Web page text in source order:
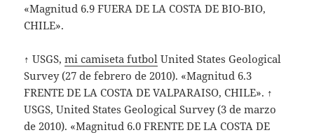
«Magnitud 6.9 FUERA DE LA COSTA DE BIO-BIO,
CHILE».
↑ USGS,mi camiseta futbol United States Geological
Survey (27 de febrero de 2010). «Magnitud 6.3
FRENTE DE LA COSTA DE VALPARAISO, CHILE». ↑
USGS, United States Geological Survey (3 de marzo
de 2010). «Magnitud 6.0 FRENTE DE LA COSTA DE